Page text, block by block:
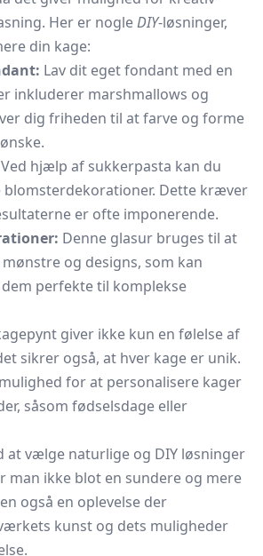
Her er nogleDIY-løsninger,
din kage:
Lav dit egetfondant med en
inkluderer marshmallows og
dig friheden til at farve og forme
Ved hjælp af sukkerpasta kan du
Dette kræver
er ofte imponerende.
Denne glasur bruges til at
og designs, som kan
perfekte til komplekse
giver ikke kun en følelse af
sikrer også, at hver kage er unik.
for at personalisere kager
såsom fødselsdage eller
at vælge naturlige og DIY løsninger
man ikke blot en sundere og mere
også en oplevelse der
kunst og dets muligheder